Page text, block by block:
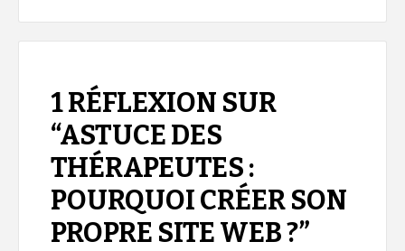
1 RÉFLEXION SUR
“ASTUCE DES
THÉRAPEUTES :
POURQUOI CRÉER SON
PROPRE SITE WEB ?”